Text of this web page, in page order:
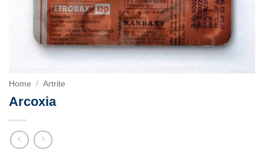
Home / Artrite
Arcoxia